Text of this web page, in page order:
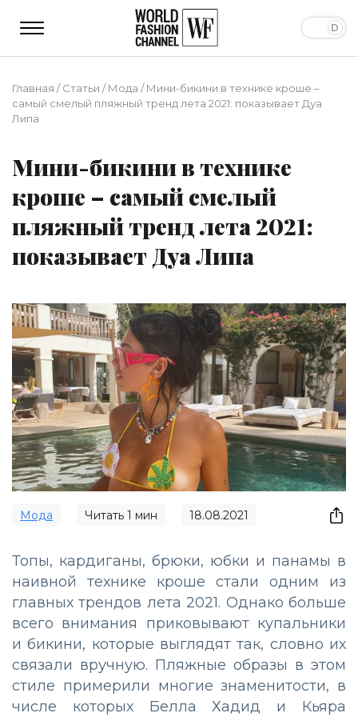
Главная /Статьи /Мода /Мини-бикини в технике кроше –
самый смелый пляжный тренд лета 2021: показывает Дуа
Липа
Мини-бикини в технике
кроше – самый смелый
пляжный тренд лета 2021:
показывает Дуа Липа
Мода Читать 1 мин 18.08.2021
Топы, кардиганы, брюки, юбки и панамы в
наивной технике кроше стали одним из
главных трендов лета 2021. Однако больше
всего внимания приковывают купальники
и бикини, которые выглядят так, словно их
связали вручную. Пляжные образы в этом
стиле примерили многие знаменитости, в
числе которых Белла Хадид и Кьяра